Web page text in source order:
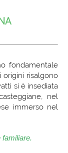
fondamentale
origini risalgono
si è insediata
nel
immerso nel
familiare.